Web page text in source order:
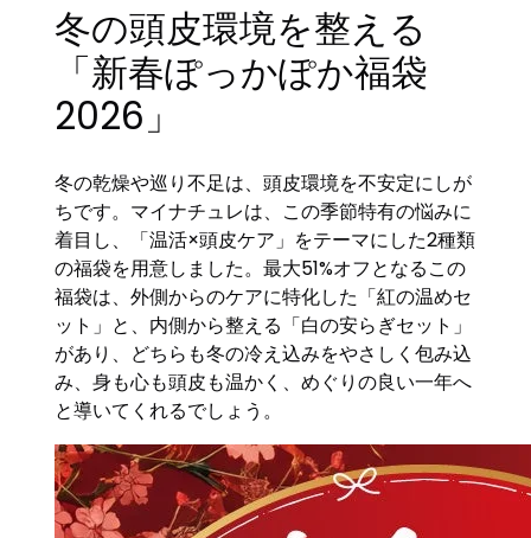
冬の頭皮環境を整える
「新春ぽっかぽか福袋
2026」
冬の乾燥や巡り不足は、頭皮環境を不安定にしが
ちです。マイナチュレは、この季節特有の悩みに
着目し、「温活×頭皮ケア」をテーマにした2種類
の福袋を用意しました。最大51%オフとなるこの
福袋は、外側からのケアに特化した「紅の温めセ
ット」と、内側から整える「白の安らぎセット」
があり、どちらも冬の冷え込みをやさしく包み込
み、身も心も頭皮も温かく、めぐりの良い一年へ
と導いてくれるでしょう。